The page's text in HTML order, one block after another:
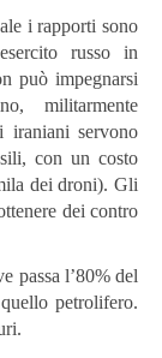
i rapporti sono
russo in
può impegnarsi
militarmente
iraniani servono
con un costo
dei droni). Gli
dei contro
passa l’80% del
petrolifero.